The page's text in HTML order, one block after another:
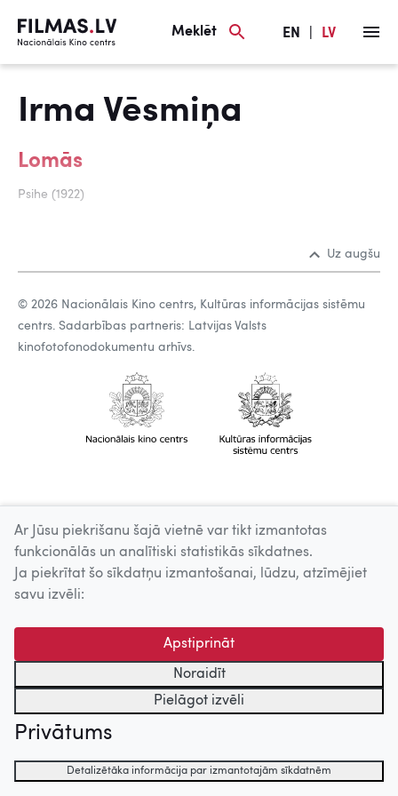
Meklēt EN LV
Irma Vēsmiņa
Lomās
Psihe (1922)
Uz augšu
© 2026 Nacionālais Kino centrs, Kultūras informācijas sistēmu
centrs. Sadarbības partneris: Latvijas Valsts
kinofotofonodokumentu arhīvs.
Ar Jūsu piekrišanu šajā vietnē var tikt izmantotas
funkcionālās un analītiski statistikās sīkdatnes.
Ja piekrītat šo sīkdatņu izmantošanai, lūdzu, atzīmējiet
savu izvēli:
Apstiprināt
Noraidīt
Pielāgot izvēli
Privātums
Detalizētāka informācija par izmantotajām sīkdatnēm